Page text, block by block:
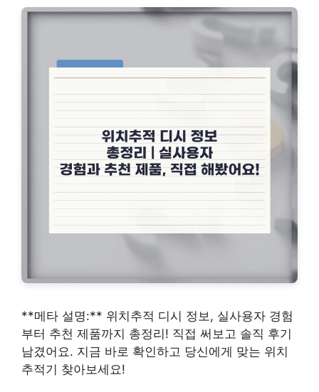
**메타 설명:** 위치추적 디시 정보, 실사용자 경험
부터 추천 제품까지 총정리! 직접 써보고 솔직 후기
남겼어요. 지금 바로 확인하고 당신에게 맞는 위치
추적기 찾아보세요!